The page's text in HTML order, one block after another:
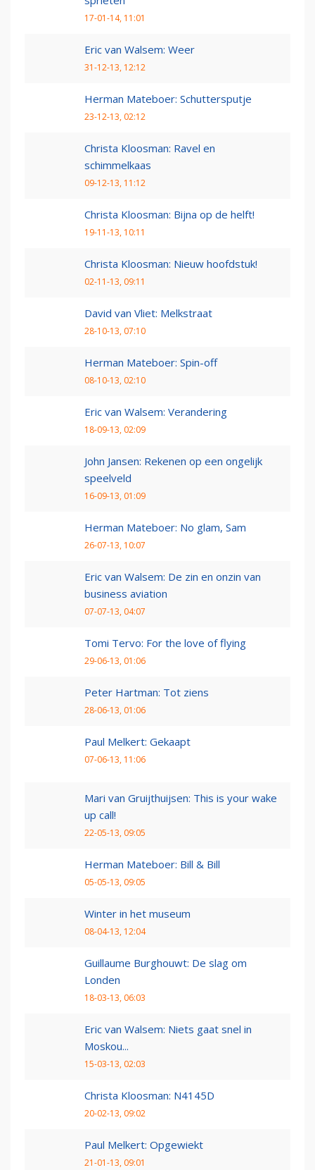
17-01-14, 11:01
Eric van Walsem: Weer
31-12-13, 12:12
Herman Mateboer: Schuttersputje
23-12-13, 02:12
Christa Kloosman: Ravel en
schimmelkaas
09-12-13, 11:12
Christa Kloosman: Bijna op de helft!
19-11-13, 10:11
Christa Kloosman: Nieuw hoofdstuk!
02-11-13, 09:11
David van Vliet: Melkstraat
28-10-13, 07:10
Herman Mateboer: Spin-off
08-10-13, 02:10
Eric van Walsem: Verandering
18-09-13, 02:09
John Jansen: Rekenen op een ongelijk
speelveld
16-09-13, 01:09
Herman Mateboer: No glam, Sam
26-07-13, 10:07
Eric van Walsem: De zin en onzin van
business aviation
07-07-13, 04:07
Tomi Tervo: For the love of flying
29-06-13, 01:06
Peter Hartman: Tot ziens
28-06-13, 01:06
Paul Melkert: Gekaapt
07-06-13, 11:06
Mari van Gruijthuijsen: This is your wake
up call!
22-05-13, 09:05
Herman Mateboer: Bill & Bill
05-05-13, 09:05
Winter in het museum
08-04-13, 12:04
Guillaume Burghouwt: De slag om
Londen
18-03-13, 06:03
Eric van Walsem: Niets gaat snel in
Moskou...
15-03-13, 02:03
Christa Kloosman: N4145D
20-02-13, 09:02
Paul Melkert: Opgewiekt
21-01-13, 09:01